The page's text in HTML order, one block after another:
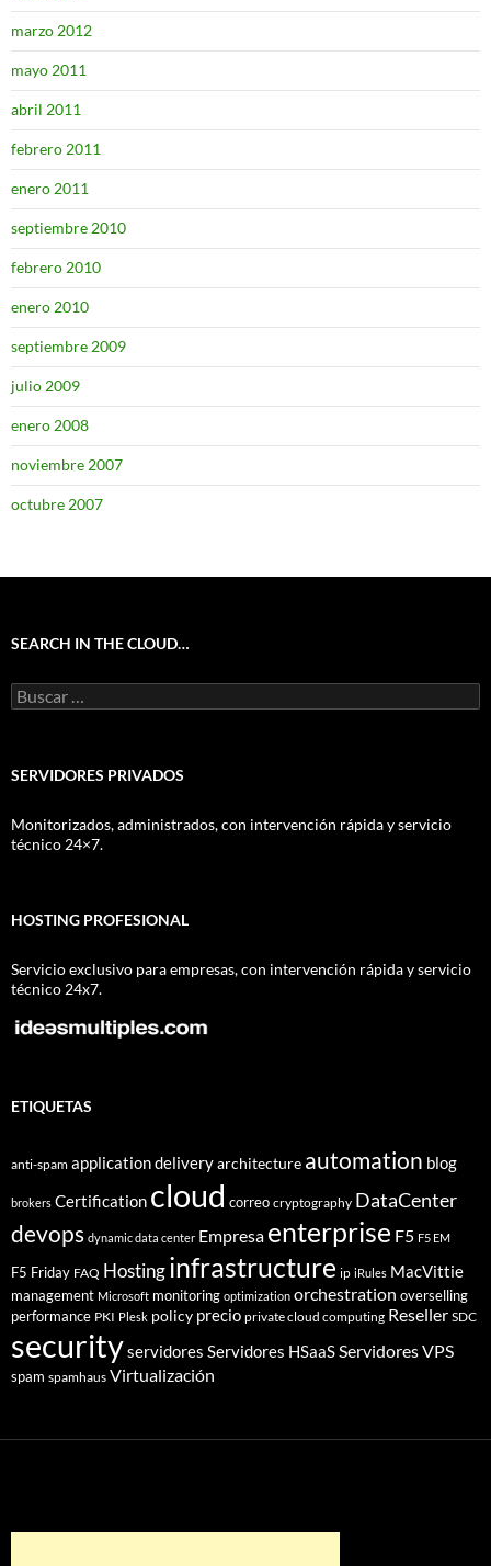
marzo 2012
mayo 2011
abril 2011
febrero 2011
enero 2011
septiembre 2010
febrero 2010
enero 2010
septiembre 2009
julio 2009
enero 2008
noviembre 2007
octubre 2007
SEARCH IN THE CLOUD…
Buscar:
SERVIDORES PRIVADOS
Monitorizados, administrados, con intervención rápida y servicio
técnico 24×7.
HOSTING PROFESIONAL
Servicio exclusivo para empresas, con intervención rápida y servicio
técnico 24x7.
ETIQUETAS
anti-spam application deliveryarchitecture automation blog
brokers Certification cloud correo cryptography DataCenter
devops dynamic data center Empresa enterprise F5 F5 EM
F5 Friday FAQ Hostinginfrastructure ip iRules MacVittie
management Microsoft monitoring optimization orchestration overselling
performance PKI Plesk policy precio private cloud computing Reseller SDC
securityservidores Servidores HSaaSServidores VPS
spam spamhaus Virtualización